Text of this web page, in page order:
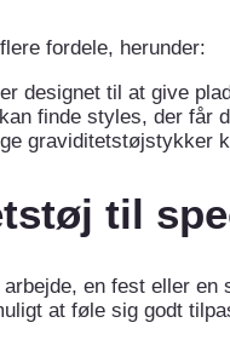
fordele, herunder:
designet til at give
finde styles, der får
graviditetstøjstykker
til
en fest eller
at føle sig godt